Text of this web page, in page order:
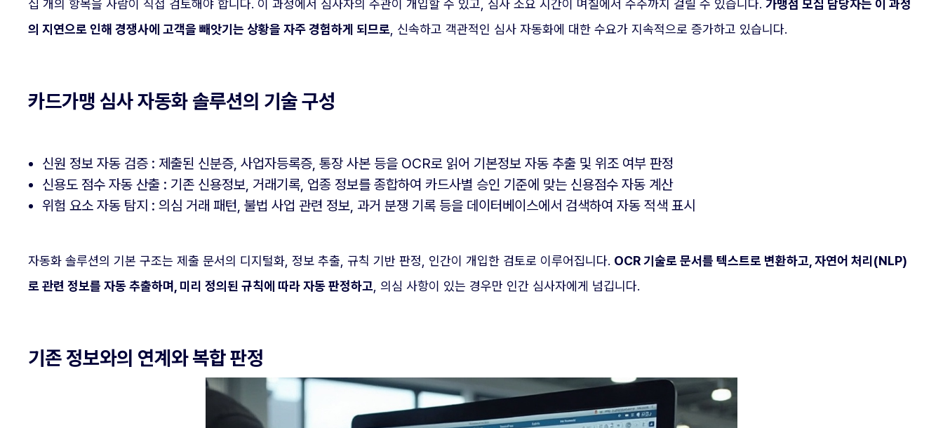
십 개의 항목을 사람이 직접 검토해야 합니다. 이 과정에서 심사자의 주관이 개입할 수 있고, 심사 소요 시간이 며칠에서 수주까지 걸릴 수 있습니다. 가맹점 모집 담당자는 이 과정
의 지연으로 인해 경쟁사에 고객을 빼앗기는 상황을 자주 경험하게 되므로 , 신속하고 객관적인 심사 자동화에 대한 수요가 지속적으로 증가하고 있습니다.
카드가맹 심사 자동화 솔루션의 기술 구성
신원 정보 자동 검증 : 제출된 신분증, 사업자등록증, 통장 사본 등을 OCR로 읽어 기본정보 자동 추출 및 위조 여부 판정
신용도 점수 자동 산출 : 기존 신용정보, 거래기록, 업종 정보를 종합하여 카드사별 승인 기준에 맞는 신용점수 자동 계산
위험 요소 자동 탐지 : 의심 거래 패턴, 불법 사업 관련 정보, 과거 분쟁 기록 등을 데이터베이스에서 검색하여 자동 적색 표시
자동화 솔루션의 기본 구조는 제출 문서의 디지털화, 정보 추출, 규칙 기반 판정, 인간이 개입한 검토로 이루어집니다. OCR 기술로 문서를 텍스트로 변환하고, 자연어 처리(NLP)
로 관련 정보를 자동 추출하며, 미리 정의된 규칙에 따라 자동 판정하고 , 의심 사항이 있는 경우만 인간 심사자에게 넘깁니다.
기존 정보와의 연계와 복합 판정